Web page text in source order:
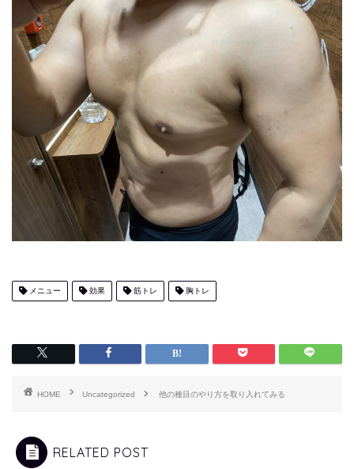
メニュー 効果 筋トレ 胸トレ
HOME Uncategorized 他の種目のやり方を取り入れてみる
RELATED POST